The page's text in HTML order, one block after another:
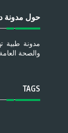
حول مدونة
مدونة طبية
والصحة العامة
TAGS